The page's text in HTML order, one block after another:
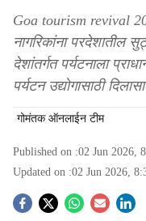
Goa tourism revival
नागरिकांना परदेशातील
देशांतर्गत पर्यटनाला
पर्यटन उद्योगासाठी
गोमंतक ऑनलाईन टीम
Published on :02 Jun 2026,
Updated on :02 Jun 2026,
S